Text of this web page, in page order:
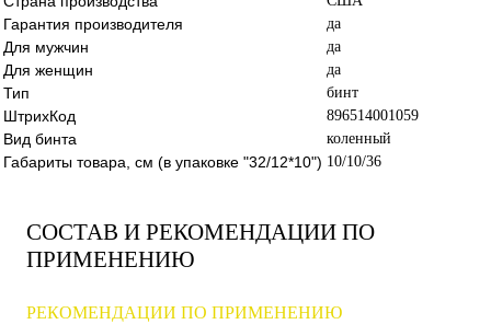
Гарантия производителя да
Для мужчин да
Для женщин да
Тип бинт
ШтрихКод 896514001059
Вид бинта коленный
Габариты товара, см (в упаковке "32/12*10") 10/10/36
СОСТАВ И РЕКОМЕНДАЦИИ ПО
ПРИМЕНЕНИЮ
РЕКОМЕНДАЦИИ ПО ПРИМЕНЕНИЮ